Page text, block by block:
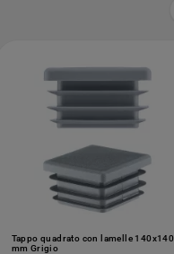
Tappo quadrato con lamelle 140x140
mm Grigio